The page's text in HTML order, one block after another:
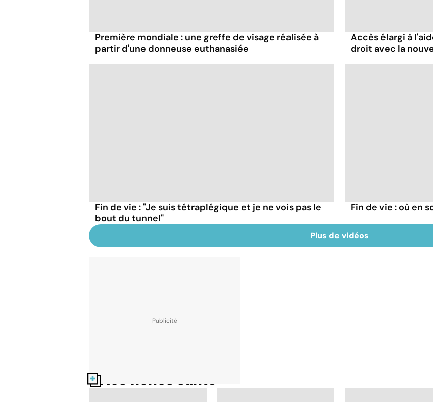
Première mondiale : une greffe de visage réalisée à
partir d'une donneuse euthanasiée
Accès élargi à
droit avec la
Fin de vie : "Je suis tétraplégique et je ne vois pas le
bout du tunnel"
Fin de vie : où en
Plus de vidéos
Nos fiches santé